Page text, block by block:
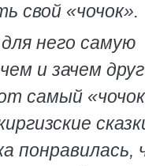
свой «чочок».
него самую
и зачем
самый
понравилась,